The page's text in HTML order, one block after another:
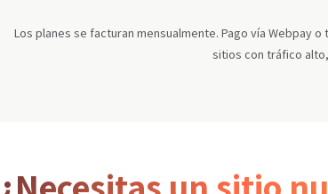
Los planes se facturan mensualmente. Pago vía Webpay
sitios con tráfico